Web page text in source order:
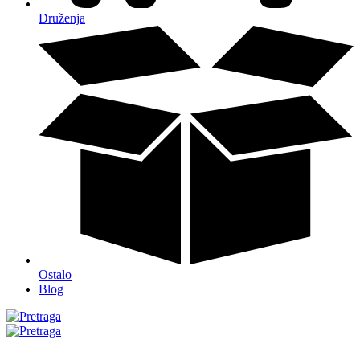
Druženja
Ostalo
Blog